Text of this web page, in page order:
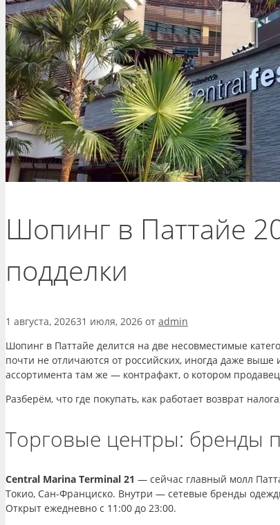
Шопинг в Паттайе
подделки
1 августа, 202631 июля, 2026 от admin
Шопинг в Паттайе делится на две несовместимые
почти не отличаются от российских, иногда даже
ассортимента там же — контрафакт, о котором
Разберём, что где покупать, как работает возврат
Торговые центры: бренды
Central Marina Terminal 21 — сейчас главный молл
Токио, Сан-Франциско. Внутри — сетевые бренды
Открыт ежедневно с 11:00 до 23:00.